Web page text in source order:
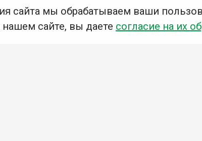
сайта мы обрабатываем ваши
сайте, вы даете согласие на их